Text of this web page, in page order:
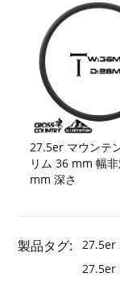
27.5er マウンテ
リム 36 mm 幅
mm 深さ
製品タグ: 27.5er
27.5er